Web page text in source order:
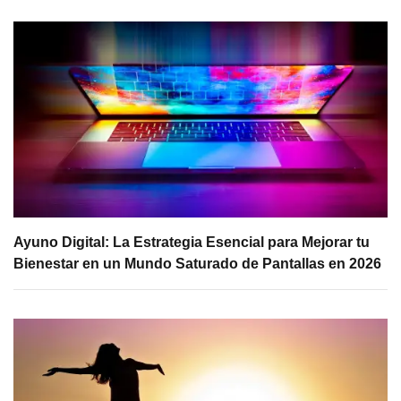
Ayuno Digital: La Estrategia Esencial para Mejorar tu
Bienestar en un Mundo Saturado de Pantallas en 2026